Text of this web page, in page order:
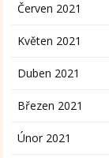
Červen 2021
Květen 2021
Duben 2021
Březen 2021
Únor 2021